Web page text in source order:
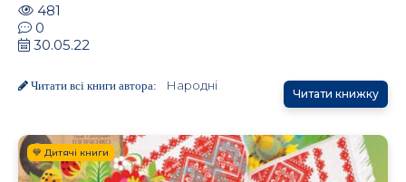
481
0
30.05.22
Читати всі книги автора: Народні
Читати книжку
💙 Дитячі книги